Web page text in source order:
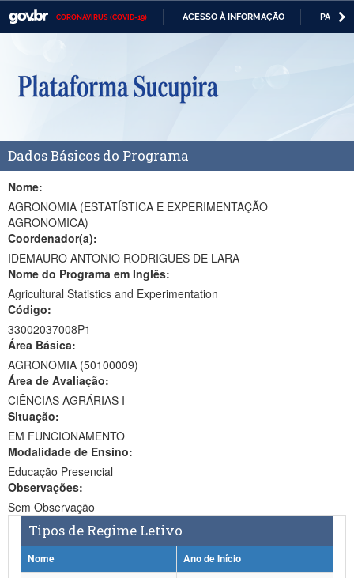
CORONAVÍRUS (COVID-19) ACESSO À INFORMAÇÃO
Casa Civil
Ministério da Defesa
Ministério da Economia
Ministério da Infraestrutura
Ministério da Agricultura, Pecuária e Abastecimento
Ministério da Educação
Ministério da Cidadania
Ministério da Saúde
Ministério de Minas e Energia
Ministério da Ciência, Tecnologia, Inovações e Comunicações
Ministério do Meio Ambiente
Ministério do Turismo
Ministério do Desenvolvimento Regional
Ministério da Mulher, da Família e dos Direitos Humanos
Secretaria-Geral
Dados Básicos do Programa
Nome:
AGRONOMIA (ESTATÍSTICA E EXPERIMENTAÇÃO
AGRONÔMICA)
Coordenador(a):
IDEMAURO ANTONIO RODRIGUES DE LARA
Nome do Programa em Inglês:
Agricultural Statistics and Experimentation
Código:
33002037008P1
Área Básica:
AGRONOMIA (50100009)
Área de Avaliação:
CIÊNCIAS AGRÁRIAS I
Situação:
EM FUNCIONAMENTO
Modalidade de Ensino:
Educação Presencial
Observações:
Sem Observação
Tipos de Regime Letivo
Nome
Ano de Início